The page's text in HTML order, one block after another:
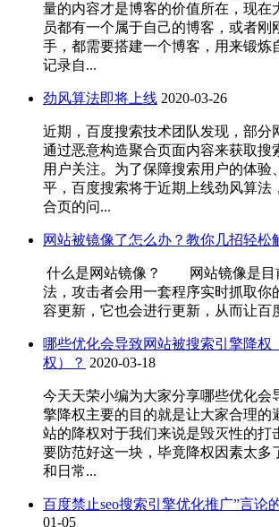
量的内容才是博客的价值所在，现在
员都有一个属于自己的博客，或者刚
手，都需要搭建一个博客，用来锻炼
记录自...
劲风算法即将上线 2020-03-26
近期，百度搜索技术团队发现，部分
通过恶意构造聚合页面内容来获取搜
用户关注。为了保障搜索用户的体验
平，百度搜索将于近期上线劲风算法
合页的问...
网站被镜像了怎么办？教你几招轻松
什么是网站镜像？ 网站镜像是目
法，攻击者会用一套程序实时抓取你
容更新，它也会进行更新，从而让百
哪些优化会导致网站被搜索引擎降权
权）？ 2020-03-18
今天天荣小编为大家分享哪些优化会
擎降权主要的目的就是让大家合理的
站的降权对于我们来说是毁灭性的打
要防范好这一块，毕竟降权因素太多
和日常...
百度禁止seo搜索引擎优化推广”言论
01-05